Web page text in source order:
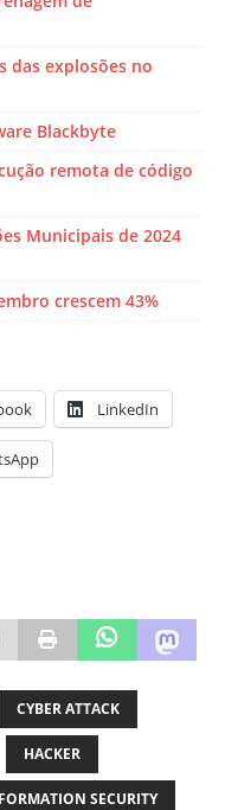
das explosões no
Blackbyte
remota de código
Municipais de 2024
crescem 43%
LinkedIn
CYBER ATTACK
HACKER
SECURITY